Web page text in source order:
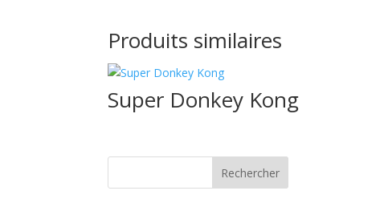
Produits similaires
Super Donkey Kong
Rechercher